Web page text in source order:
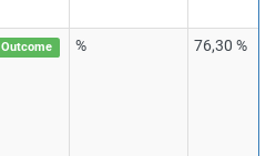
Outcome % 76,30 %